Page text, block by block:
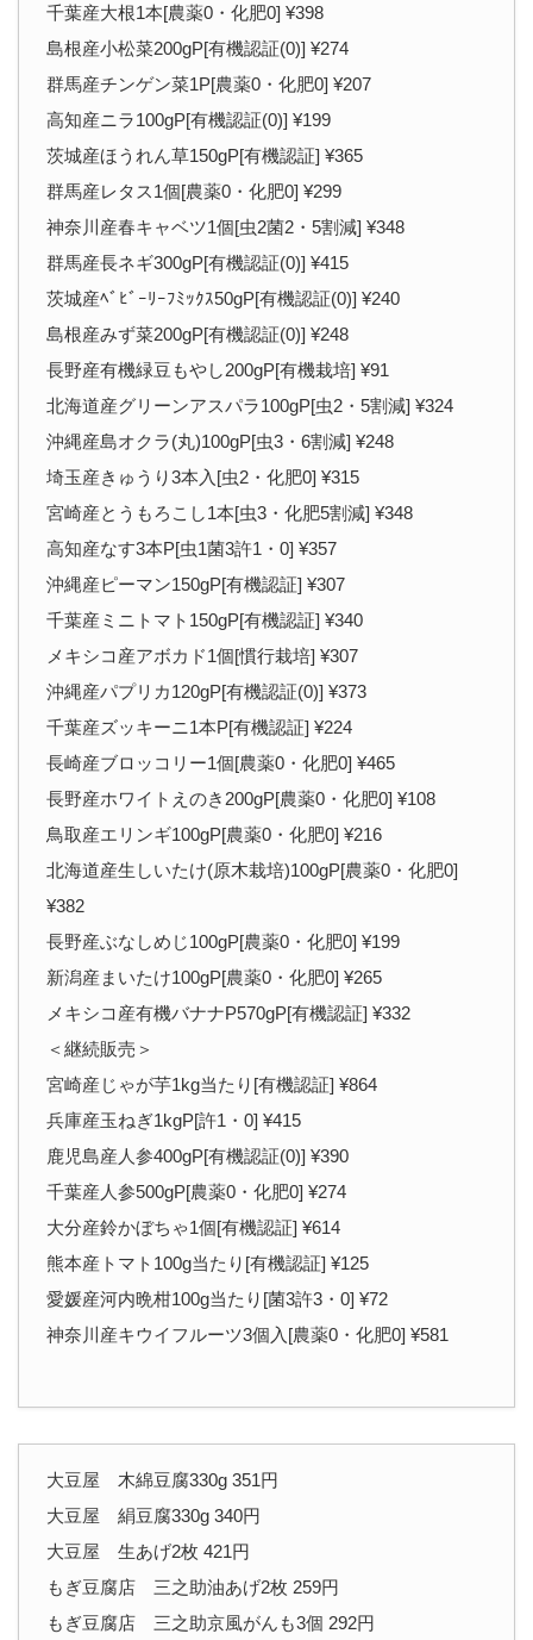
千葉産大根1本[農薬0・化肥0] ¥398
島根産小松菜200gP[有機認証(0)] ¥274
群馬産チンゲン菜1P[農薬0・化肥0] ¥207
高知産ニラ100gP[有機認証(0)] ¥199
茨城産ほうれん草150gP[有機認証] ¥365
群馬産レタス1個[農薬0・化肥0] ¥299
神奈川産春キャベツ1個[虫2菌2・5割減] ¥348
群馬産長ネギ300gP[有機認証(0)] ¥415
茨城産ﾍﾞﾋﾞｰﾘｰﾌﾐｯｸｽ50gP[有機認証(0)] ¥240
島根産みず菜200gP[有機認証(0)] ¥248
長野産有機緑豆もやし200gP[有機栽培] ¥91
北海道産グリーンアスパラ100gP[虫2・5割減] ¥324
沖縄産島オクラ(丸)100gP[虫3・6割減] ¥248
埼玉産きゅうり3本入[虫2・化肥0] ¥315
宮崎産とうもろこし1本[虫3・化肥5割減] ¥348
高知産なす3本P[虫1菌3許1・0] ¥357
沖縄産ピーマン150gP[有機認証] ¥307
千葉産ミニトマト150gP[有機認証] ¥340
メキシコ産アボカド1個[慣行栽培] ¥307
沖縄産パプリカ120gP[有機認証(0)] ¥373
千葉産ズッキーニ1本P[有機認証] ¥224
長崎産ブロッコリー1個[農薬0・化肥0] ¥465
長野産ホワイトえのき200gP[農薬0・化肥0] ¥108
鳥取産エリンギ100gP[農薬0・化肥0] ¥216
北海道産生しいたけ(原木栽培)100gP[農薬0・化肥0]
¥382
長野産ぶなしめじ100gP[農薬0・化肥0] ¥199
新潟産まいたけ100gP[農薬0・化肥0] ¥265
メキシコ産有機バナナP570gP[有機認証] ¥332
＜継続販売＞
宮崎産じゃが芋1kg当たり[有機認証] ¥864
兵庫産玉ねぎ1kgP[許1・0] ¥415
鹿児島産人参400gP[有機認証(0)] ¥390
千葉産人参500gP[農薬0・化肥0] ¥274
大分産鈴かぼちゃ1個[有機認証] ¥614
熊本産トマト100g当たり[有機認証] ¥125
愛媛産河内晩柑100g当たり[菌3許3・0] ¥72
神奈川産キウイフルーツ3個入[農薬0・化肥0] ¥581
大豆屋 木綿豆腐330g 351円
大豆屋 絹豆腐330g 340円
大豆屋 生あげ2枚 421円
もぎ豆腐店 三之助油あげ2枚 259円
もぎ豆腐店 三之助京風がんも3個 292円